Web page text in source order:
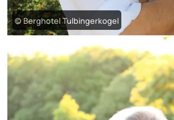
© Berghotel Tulbingerkogel